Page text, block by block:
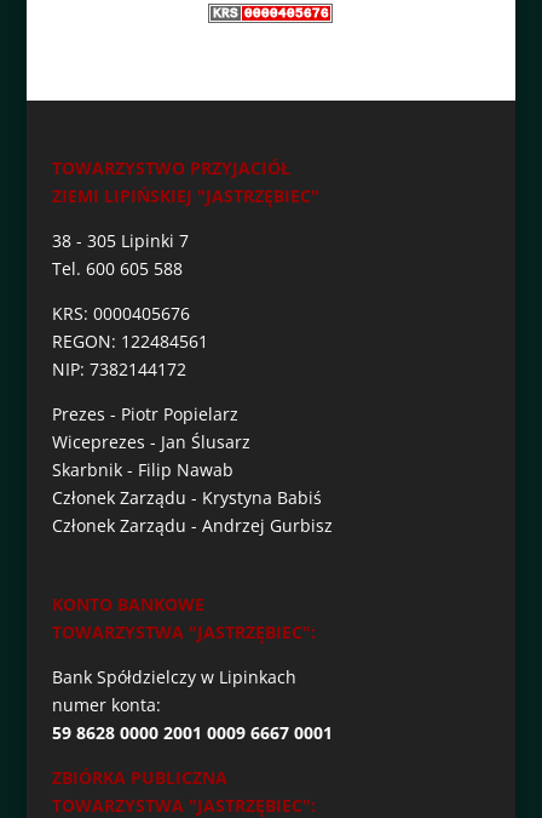
TOWARZYSTWO PRZYJACIÓŁ
ZIEMI LIPIŃSKIEJ "JASTRZĘBIEC"
38 - 305 Lipinki 7
Tel. 600 605 588
KRS: 0000405676
REGON: 122484561
NIP: 7382144172
Prezes - Piotr Popielarz
Wiceprezes - Jan Ślusarz
Skarbnik - Filip Nawab
Członek Zarządu - Krystyna Babiś
Członek Zarządu - Andrzej Gurbisz
KONTO BANKOWE
TOWARZYSTWA "JASTRZĘBIEC":
Bank Spółdzielczy w Lipinkach
numer konta:
59 8628 0000 2001 0009 6667 0001
ZBIÓRKA PUBLICZNA
TOWARZYSTWA "JASTRZĘBIEC":